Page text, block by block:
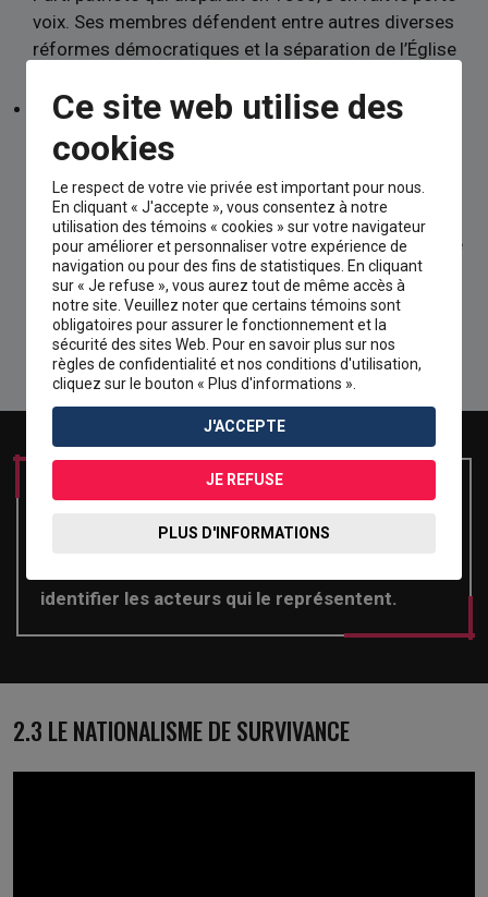
voix. Ses membres défendent entre autres diverses
réformes démocratiques et la séparation de l’Église
L’Institut canadien est fondé en 1844 par des jeunes
intellectuels libéraux. Désireux de répandre les idées
libérales et anticléricales, ses membres organisent
des conférences, entretiennent une librairie et
mettent en place un lieu d’échange intellectuel libre.
L’Institut canadien de Montréal cède à la pression de
l’Église catholique et cesse ses activités en 1885.
identifier les acteurs qui le représentent.
2.3 LE NATIONALISME DE SURVIVANCE
Ce site web utilise des
cookies
Le respect de votre vie privée est important pour nous.
En cliquant « J'accepte », vous consentez à notre
utilisation des témoins « cookies » sur votre navigateur
pour améliorer et personnaliser votre expérience de
navigation ou pour des fins de statistiques. En cliquant
sur « Je refuse », vous aurez tout de même accès à
notre site. Veuillez noter que certains témoins sont
obligatoires pour assurer le fonctionnement et la
sécurité des sites Web. Pour en savoir plus sur nos
règles de confidentialité et nos conditions d'utilisation,
cliquez sur le bouton « Plus d'informations ».
J'ACCEPTE
JE REFUSE
PLUS D'INFORMATIONS